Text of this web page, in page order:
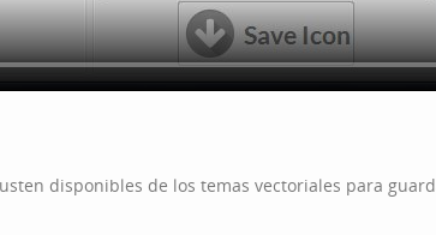
disponibles de los temas vectoriales para